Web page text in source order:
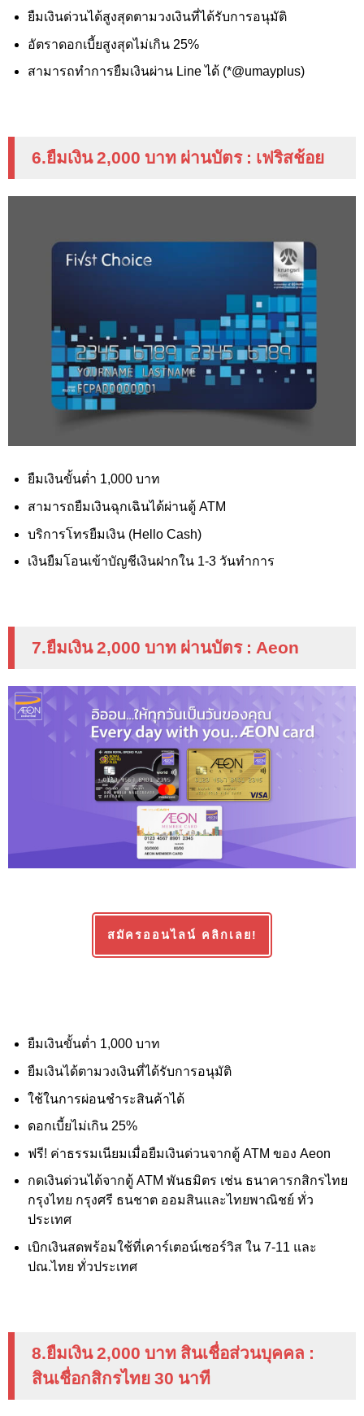
ยืมเงินด่วนได้สูงสุดตามวงเงินที่ได้รับการอนุมัติ
อัตราดอกเบี้ยสูงสุดไม่เกิน 25%
สามารถทำการยืมเงินผ่าน Lineได้ (*@umayplus)
6.ยืมเงิน 2,000 บาท ผ่านบัตร : เฟริสช้อย
ยืมเงินขั้นต่ำ 1,000 บาท
สามารถยืมเงินฉุกเฉินได้ผ่านตู้ ATM
บริการโทรยืมเงิน (Hello Cash)
เงินยืมโอนเข้าบัญชีเงินฝากใน 1-3 วันทำการ
7.ยืมเงิน 2,000 บาท ผ่านบัตร : Aeon
สมัครออนไลน์ คลิกเลย!
ยืมเงินขั้นต่ำ 1,000 บาท
ยืมเงินได้ตามวงเงินที่ได้รับการอนุมัติ
ใช้ในการผ่อนชำระสินค้าได้
ดอกเบี้ยไม่เกิน 25%
ฟรี! ค่าธรรมเนียมเมื่อยืมเงินด่วนจากตู้ ATM ของ Aeon
กดเงินด่วนได้จากตู้ ATM พันธมิตร เช่น ธนาคารกสิกรไทย
กรุงไทย กรุงศรี ธนชาต ออมสินและไทยพาณิชย์ ทั่ว
ประเทศ
เบิกเงินสดพร้อมใช้ที่เคาร์เตอน์เซอร์วิส ใน 7-11 และ
ปณ.ไทย ทั่วประเทศ
8.ยืมเงิน 2,000 บาท สินเชื่อส่วนบุคคล :
สินเชื่อกสิกรไทย 30 นาที